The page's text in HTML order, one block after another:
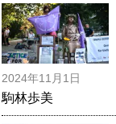
2024年11月1日
駒林歩美